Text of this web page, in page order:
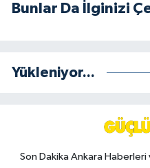
Bunlar Da İlginizi
Yükleniyor...
Son Dakika Ankara